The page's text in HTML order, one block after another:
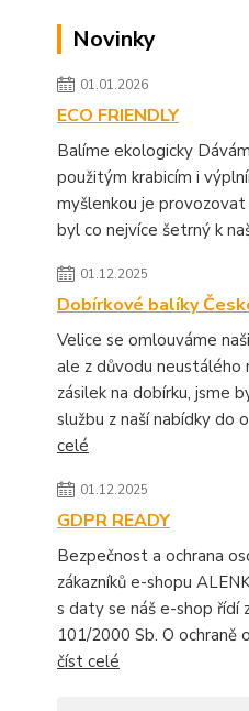
Novinky
01.01.2026
ECO FRIENDLY
Balíme ekologicky
použitým krabicím i
myšlenkou je
byl co nejvíce šetrný k
01.12.2025
Dobírkové balíky
Velice se omlouváme
ale z důvodu neustálého
zásilek na dobírku, jsme
službu z naší nabídky do
celé
01.12.2025
GDPR READY
Bezpečnost a ochrana
zákazníků e-shopu
s daty se náš e-shop řídí
101/2000 Sb. O ochraně
číst celé